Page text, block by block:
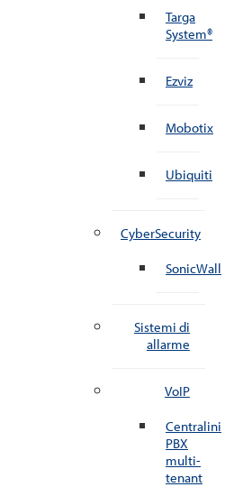
Targa
System®
Ezviz
Mobotix
Ubiquiti
CyberSecurity
SonicWall
Sistemi di
allarme
VoIP
Centralini
PBX
multi-
tenant